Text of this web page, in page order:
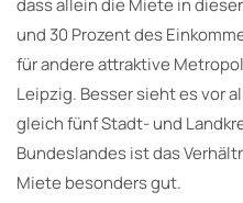
dass allein die Miete in
und 30 Prozent des
für andere attraktive
Leipzig. Besser sieht es vor
gleich fünf Stadt- und
Bundeslandes ist das
Miete besonders gut.